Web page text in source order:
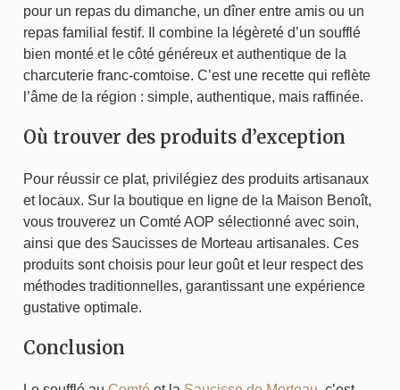
pour un repas du dimanche, un dîner entre amis ou un
repas familial festif. Il combine la légèreté d’un soufflé
bien monté et le côté généreux et authentique de la
charcuterie franc-comtoise. C’est une recette qui reflète
l’âme de la région : simple, authentique, mais raffinée.
Où trouver des produits d’exception
Pour réussir ce plat, privilégiez des produits artisanaux
et locaux. Sur la boutique en ligne de la Maison Benoît,
vous trouverez un Comté AOP sélectionné avec soin,
ainsi que des Saucisses de Morteau artisanales. Ces
produits sont choisis pour leur goût et leur respect des
méthodes traditionnelles, garantissant une expérience
gustative optimale.
Conclusion